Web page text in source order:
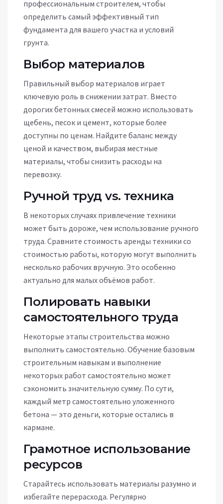
профессиональным строителем, чтобы
определить самый эффективный тип
фундамента для вашего участка и условий
грунта.
Выбор материалов
Правильный выбор материалов играет
ключевую роль в снижении затрат. Вместо
дорогих бетонных смесей можно использовать
щебень, песок и цемент, которые более
доступны по ценам. Найдите баланс между
ценой и качеством, выбирая местные
материалы, чтобы снизить расходы на
перевозку.
Ручной труд vs. техника
В некоторых случаях привлечение техники
может быть дороже, чем использование ручного
труда. Сравните стоимость аренды техники со
стоимостью работы, которую могут выполнить
несколько рабочих вручную. Это особенно
актуально для малых объёмов работ.
Полировать навыки
самостоятельного труда
Некоторые этапы строительства можно
выполнить самостоятельно. Обучение базовым
строительным навыкам и выполнение
некоторых работ самостоятельно может
сэкономить значительную сумму. По сути,
каждый метр самостоятельно уложенного
бетона — это деньги, которые остались в
кармане.
Грамотное использование
ресурсов
Старайтесь использовать материалы разумно и
избегайте перерасхода. Регулярно